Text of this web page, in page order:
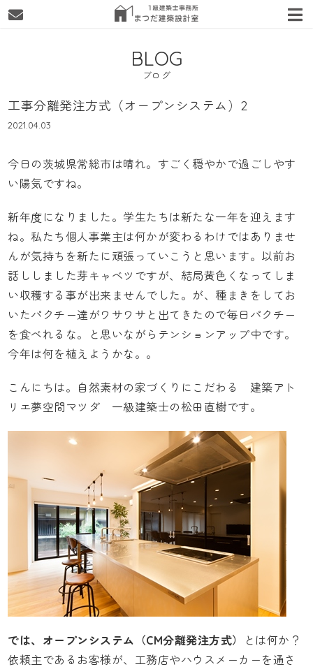
BLOG
ブログ
工事分離発注方式（オープンシステム）2
2021.04.03
今日の茨城県常総市は晴れ。すごく穏やかで過ごしやす
い陽気ですね。
新年度になりました。学生たちは新たな一年を迎えます
ね。私たち個人事業主は何かが変わるわけではありませ
んが気持ちを新たに頑張っていこうと思います。以前お
話ししました芽キャベツですが、結局黄色くなってしま
い収穫する事が出来ませんでした。が、種まきをしてお
いたパクチー達がワサワサと出てきたので毎日パクチー
を食べれるな。と思いながらテンションアップ中です。
今年は何を植えようかな。。
こんにちは。自然素材の家づくりにこだわる 建築アト
リエ夢空間マツダ 一級建築士の松田直樹です。
では、 オープンシステム （CM分離発注方式）
とは何か？
依頼主であるお客様が、工務店やハウスメーカーを通さ